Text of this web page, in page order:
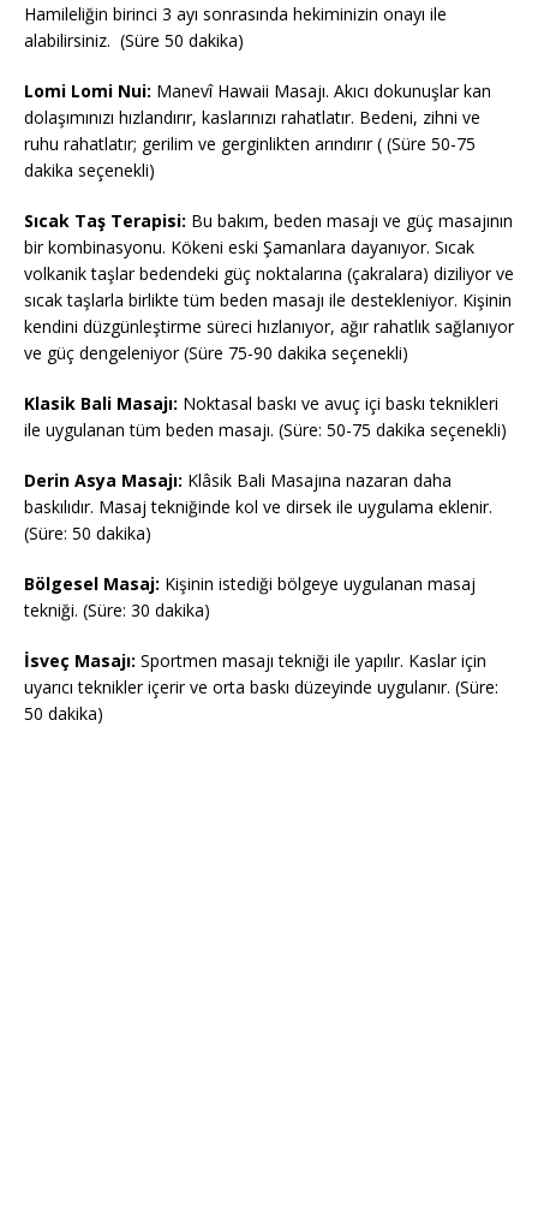
Hamileliğin birinci 3 ayı sonrasında hekiminizin onayı ile
alabilirsiniz. (Süre 50 dakika)
Lomi Lomi Nui: Manevî Hawaii Masajı. Akıcı dokunuşlar kan
dolaşımınızı hızlandırır, kaslarınızı rahatlatır. Bedeni, zihni ve
ruhu rahatlatır; gerilim ve gerginlikten arındırır ( (Süre 50-75
dakika seçenekli)
Sıcak Taş Terapisi: Bu bakım, beden masajı ve güç masajının
bir kombinasyonu. Kökeni eski Şamanlara dayanıyor. Sıcak
volkanik taşlar bedendeki güç noktalarına (çakralara) diziliyor ve
sıcak taşlarla birlikte tüm beden masajı ile destekleniyor. Kişinin
kendini düzgünleştirme süreci hızlanıyor, ağır rahatlık sağlanıyor
ve güç dengeleniyor (Süre 75-90 dakika seçenekli)
Klasik Bali Masajı: Noktasal baskı ve avuç içi baskı teknikleri
ile uygulanan tüm beden masajı. (Süre: 50-75 dakika seçenekli)
Derin Asya Masajı: Klâsik Bali Masajına nazaran daha
baskılıdır. Masaj tekniğinde kol ve dirsek ile uygulama eklenir.
(Süre: 50 dakika)
Bölgesel Masaj: Kişinin istediği bölgeye uygulanan masaj
tekniği. (Süre: 30 dakika)
İsveç Masajı: Sportmen masajı tekniği ile yapılır. Kaslar için
uyarıcı teknikler içerir ve orta baskı düzeyinde uygulanır. (Süre:
50 dakika)